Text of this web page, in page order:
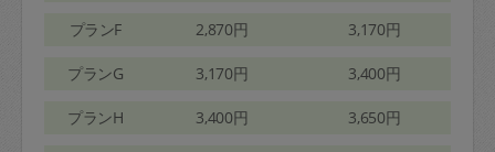
プランF 2,870円 3,170円
プランG 3,170円 3,400円
プランH 3,400円 3,650円